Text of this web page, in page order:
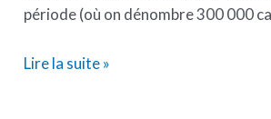
période (où on dénombre 300 000
Lire la suite »